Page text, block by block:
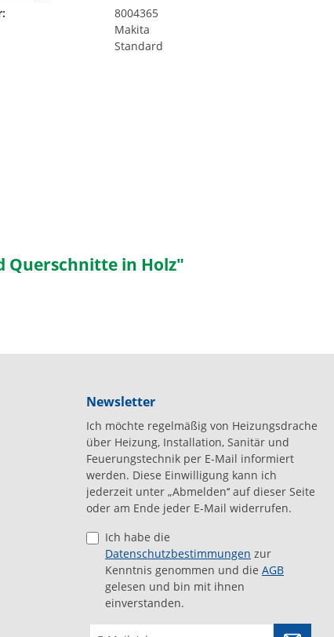
8004365
Makita
Standard
Querschnitte in Holz"
Newsletter
Ich möchte regelmäßig von Heizungsdrache
über Heizung, Installation, Sanitär und
Feuerungstechnik per E-Mail informiert
werden. Diese Einwilligung kann ich
jederzeit unter „Abmelden‘‘ auf dieser Seite
oder am Ende jeder E-Mail widerrufen.
Ich habe die
Datenschutzbestimmungen zur
Kenntnis genommen und die AGB
gelesen und bin mit ihnen
einverstanden.